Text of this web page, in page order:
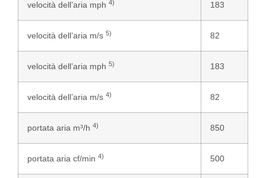
velocità dell’aria mph 4) 183
velocità dell’aria m/s 5) 82
velocità dell’aria mph 5) 183
velocità dell’aria m/s 4) 82
portata aria m³/h 4) 850
portata aria cf/min 4) 500